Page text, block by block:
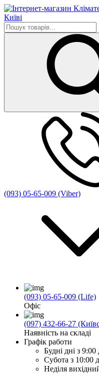
(093) 05-65-009 (Viber)
(093) 05-65-009 (Life)
Офіс
(097) 432-66-27
Наявність на складі
Графік работи
Будні дні з 9:00
Субота з 10:00
Неділя